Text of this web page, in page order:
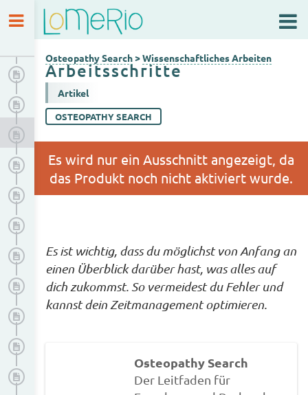
Osteopathy Search
Wissenschaftliches Arbeiten
Allgemeiner Aufbau einer wissenschaftlichen Arbeit
Ablauf eines Forschungsprozesses
Literatursuche
Qualitätsprüfung von wissenschaftlichen Arbeiten
Forschungsfrage formulieren
Ethische Aspekte der wissenschaftlichen Arbeit
Manuskriptgestaltung
Osteopathy Search>Wissenschaftliches Arbeiten
Arbeitsschritte
Artikel
OSTEOPATHY SEARCH
Es ist wichtig, dass du möglichst von Anfang an
einen Überblick darüber hast, was alles auf
dich zukommst. So vermeidest du Fehler und
kannst dein Zeitmanagement optimieren.
Osteopathy Search
Der Leitfaden für